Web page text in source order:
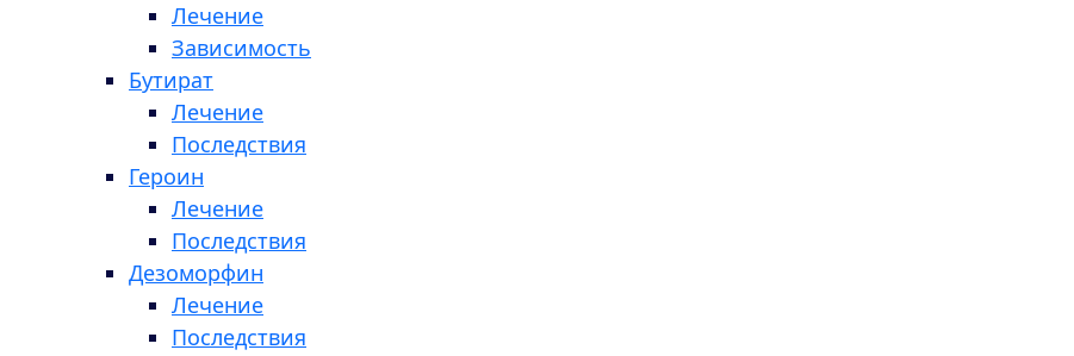
Лечение
Зависимость
Бутират
Лечение
Последствия
Героин
Лечение
Последствия
Дезоморфин
Лечение
Последствия